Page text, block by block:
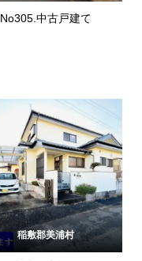
No305.中古戸建て
稲敷郡美浦村